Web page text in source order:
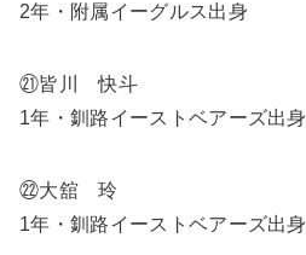
2年・附属イーグルス出身
㉑皆川 快斗
1年・釧路イーストベアーズ出身
㉒大舘 玲
1年・釧路イーストベアーズ出身